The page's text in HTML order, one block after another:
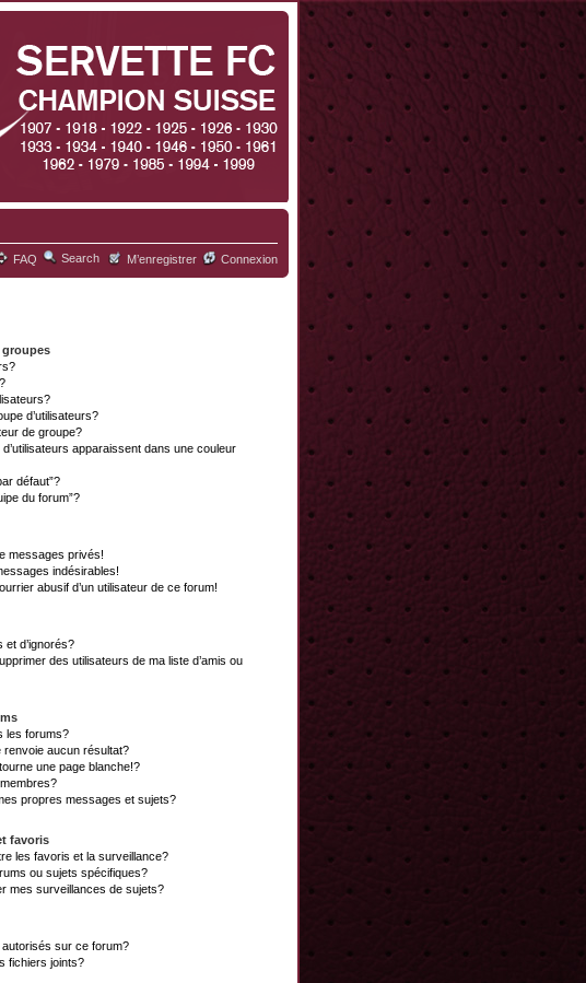
FAQ Search M’enregistrer Connexion
groupes
d’utilisateurs?
de groupe?
apparaissent dans une couleur
défaut”?
du forum”?
messages privés!
indésirables!
abusif d’un utilisateur de ce forum!
et d’ignorés?
des utilisateurs de ma liste d’amis ou
les forums?
aucun résultat?
une page blanche!?
propres messages et sujets?
favoris
les favoris et la surveillance?
ou sujets spécifiques?
mes surveillances de sujets?
sur ce forum?
fichiers joints?